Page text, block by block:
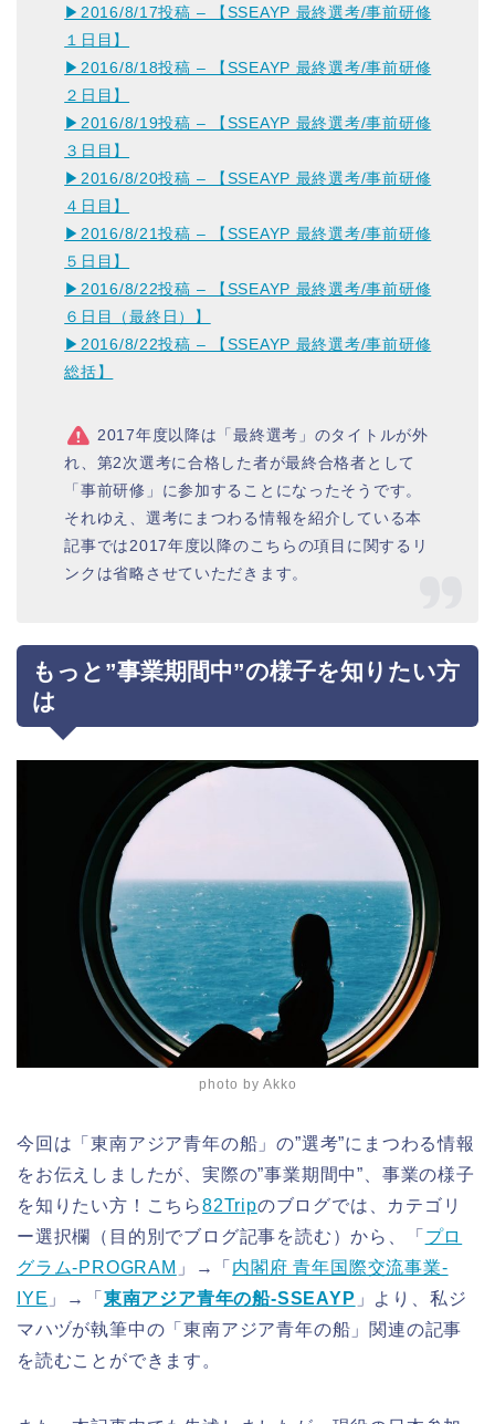
▶︎2016/8/17投稿 – 【SSEAYP 最終選考/事前研修
１日目】
▶︎2016/8/18投稿 – 【SSEAYP 最終選考/事前研修
２日目】
▶︎2016/8/19投稿 – 【SSEAYP 最終選考/事前研修
３日目】
▶︎2016/8/20投稿 – 【SSEAYP 最終選考/事前研修
４日目】
▶︎2016/8/21投稿 – 【SSEAYP 最終選考/事前研修
５日目】
▶︎2016/8/22投稿 – 【SSEAYP 最終選考/事前研修
６日目（最終日）】
▶︎2016/8/22投稿 – 【SSEAYP 最終選考/事前研修
総括】
2017年度以降は「最終選考」のタイトルが外
れ、第2次選考に合格した者が最終合格者として
「事前研修」に参加することになったそうです。
それゆえ、選考にまつわる情報を紹介している本
記事では2017年度以降のこちらの項目に関するリ
ンクは省略させていただきます。
もっと”事業期間中”の様子を知りたい方
は
photo by Akko
今回は「東南アジア青年の船」の”選考”にまつわる情報
をお伝えしましたが、実際の”事業期間中”、事業の様子
を知りたい方！こちら82Tripのブログでは、カテゴリ
ー選択欄（目的別でブログ記事を読む）から、「 プロ
グラム-PROGRAM 」→「 内閣府 青年国際交流事業-
IYE 」→「 東南アジア青年の船-SSEAYP 」より、私ジ
マハヅが執筆中の「東南アジア青年の船」関連の記事
を読むことができます。